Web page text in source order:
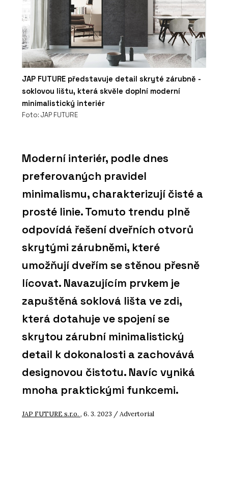
JAP FUTURE představuje detail skryté zárubně -
soklovou lištu, která skvěle doplní moderní
minimalistický interiér
Foto: JAP FUTURE
Moderní interiér, podle dnes
preferovaných pravidel
minimalismu, charakterizují čisté a
prosté linie. Tomuto trendu plně
odpovídá řešení dveřních otvorů
skrytými zárubněmi, které
umožňují dveřím se stěnou přesně
lícovat. Navazujícím prvkem je
zapuštěná soklová lišta ve zdi,
která dotahuje ve spojení se
skrytou zárubní minimalistický
detail k dokonalosti a zachovává
designovou čistotu. Navíc vyniká
mnoha praktickými funkcemi.
JAP FUTURE s.r.o. , 6. 3. 2023 / Advertorial